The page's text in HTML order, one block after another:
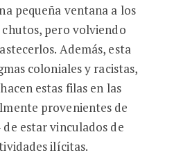
pequeña ventana a los
pero volviendo
Además, esta
coloniales y racistas,
estas filas en las
provenientes de
estar vinculados de
ilícitas.